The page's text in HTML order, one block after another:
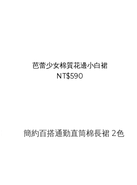
芭蕾少女棉質花邊小白裙
NT$590